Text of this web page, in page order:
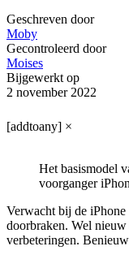
Geschreven door
Moby
Gecontroleerd door
Moises
Bijgewerkt op
2 november 2022
[addtoany] ×
Het basismodel
voorganger
Verwacht bij de iPhone
doorbraken. Wel
verbeteringen.